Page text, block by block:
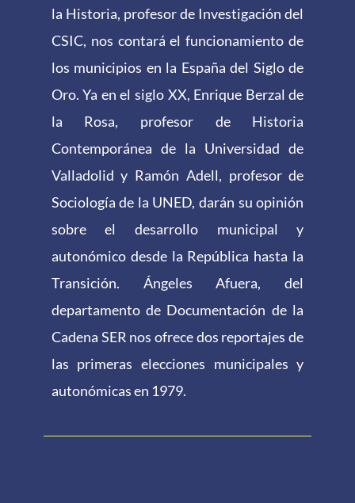
la Historia, profesor de Investigación del
CSIC, nos contará el funcionamiento de
los municipios en la España del Siglo de
Oro. Ya en el siglo XX, Enrique Berzal de
la Rosa, profesor de Historia
Contemporánea de la Universidad de
Valladolid y Ramón Adell, profesor de
Sociología de la UNED, darán su opinión
sobre el desarrollo municipal y
autonómico desde la República hasta la
Transición. Ángeles Afuera, del
departamento de Documentación de la
Cadena SER nos ofrece dos reportajes de
las primeras elecciones municipales y
autonómicas en 1979.